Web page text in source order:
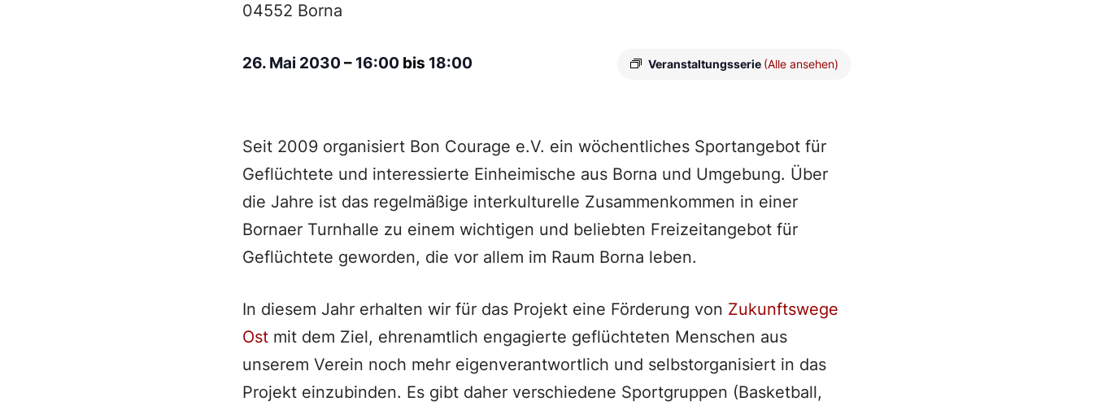
04552 Borna
Veranstaltungsserie (Alle ansehen)
26. Mai 2030 – 16:00 bis 18:00
Seit 2009 organisiert Bon Courage e.V. ein wöchentliches Sportangebot für
Geflüchtete und interessierte Einheimische aus Borna und Umgebung. Über
die Jahre ist das regelmäßige interkulturelle Zusammenkommen in einer
Bornaer Turnhalle zu einem wichtigen und beliebten Freizeitangebot für
Geflüchtete geworden, die vor allem im Raum Borna leben.
In diesem Jahr erhalten wir für das Projekt eine Förderung von Zukunftswege
Ostmit dem Ziel, ehrenamtlich engagierte geflüchteten Menschen aus
unserem Verein noch mehr eigenverantwortlich und selbstorganisiert in das
Projekt einzubinden. Es gibt daher verschiedene Sportgruppen (Basketball,